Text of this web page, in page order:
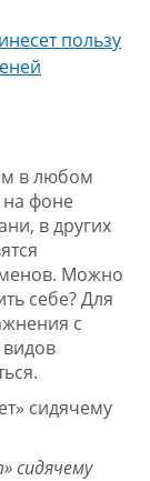
пользу
в любом
на фоне
в других
Можно
себе? Для
с
видов
сидячему